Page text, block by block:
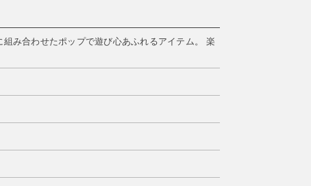
み合わせたポップで遊び心あふれるアイテム。 楽